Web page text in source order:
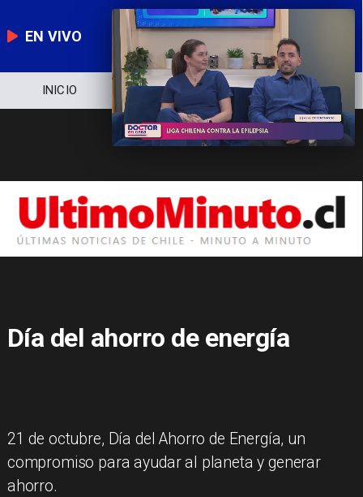
EN VIVO
NOTICIERO POLÍTICA ECONOMÍA
Día del ahorro de energía
​21 de octubre, Día del Ahorro de Energía, un
compromiso para ayudar al planeta y generar
ahorro.